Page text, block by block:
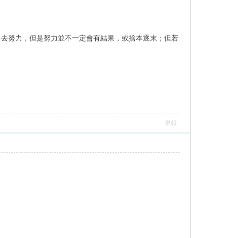
努力，但是努力並不一定會有結果，或捨本逐末；但若
舉報